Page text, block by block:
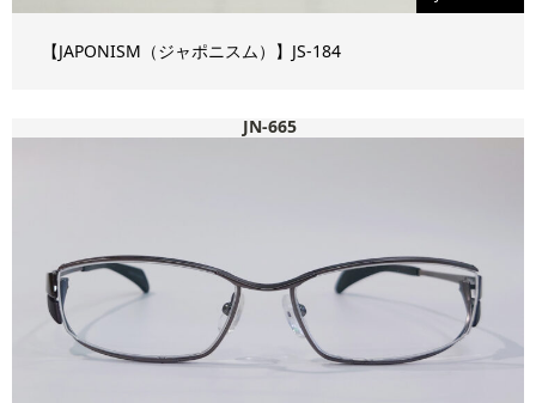
【JAPONISM（ジャポニスム）】JS-184
JN-665